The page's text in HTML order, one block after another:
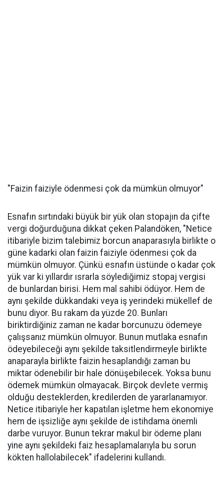
"Faizin faiziyle ödenmesi çok da mümkün olmuyor"
Esnafın sırtındaki büyük bir yük olan stopajın da çifte
vergi doğurduğuna dikkat çeken Palandöken, "Netice
itibariyle bizim talebimiz borcun anaparasıyla birlikte o
güne kadarki olan faizin faiziyle ödenmesi çok da
mümkün olmuyor. Çünkü esnafın üstünde o kadar çok
yük var ki yıllardır ısrarla söylediğimiz stopaj vergisi
de bunlardan birisi. Hem mal sahibi ödüyor. Hem de
aynı şekilde dükkandaki veya iş yerindeki mükellef de
bunu diyor. Bu rakam da yüzde 20. Bunları
biriktirdiğiniz zaman ne kadar borcunuzu ödemeye
çalışsanız mümkün olmuyor. Bunun mutlaka esnafın
ödeyebileceği aynı şekilde taksitlendirmeyle birlikte
anaparayla birlikte faizin hesaplandığı zaman bu
miktar ödenebilir bir hale dönüşebilecek. Yoksa bunu
ödemek mümkün olmayacak. Birçok devlete vermiş
olduğu desteklerden, kredilerden de yararlanamıyor.
Netice itibariyle her kapatılan işletme hem ekonomiye
hem de işsizliğe aynı şekilde de istihdama önemli
darbe vuruyor. Bunun tekrar makul bir ödeme planı
yine aynı şekildeki faiz hesaplamalarıyla bu sorun
kökten hallolabilecek" ifadelerini kullandı.